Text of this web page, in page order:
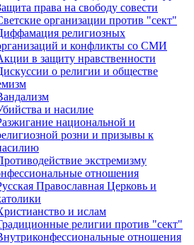
права на свободу совести
организации против "сект"
религиозных
и конфликты со СМИ
в защиту нравственности
о религии и обществе
и насилие
национальной и
розни и призывы к
экстремизму
отношения
Православная Церковь и
и ислам
религии против "сект"
отношения